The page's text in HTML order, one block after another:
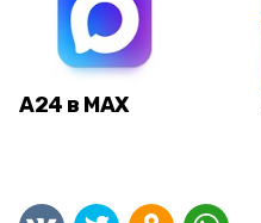
А24 в MAX